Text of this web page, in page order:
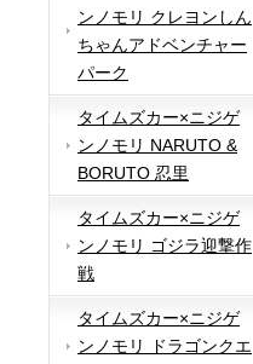
ンノモリ クレヨンしん
ちゃんアドベンチャー
パーク
タイムズカー×ニジゲ
ンノモリ NARUTO &
BORUTO 忍里
タイムズカー×ニジゲ
ンノモリ ゴジラ迎撃作
戦
タイムズカー×ニジゲ
ンノモリ ドラゴンクエ